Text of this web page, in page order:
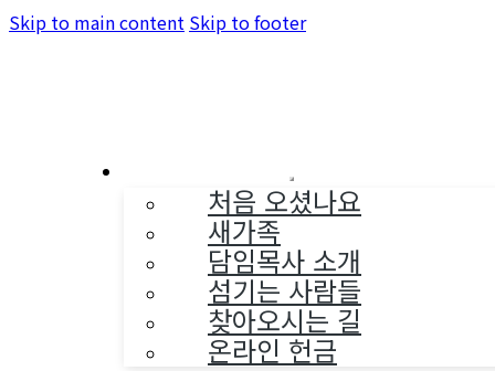
Skip to main content Skip to footer
처음 오셨나요
새가족
담임목사 소개
섬기는 사람들
찾아오시는 길
온라인 헌금